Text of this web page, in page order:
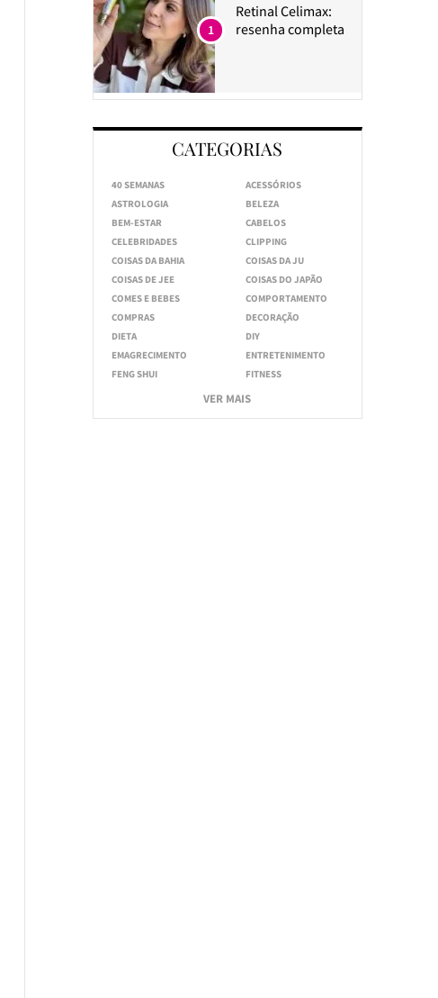
Retinal Celimax:
resenha completa
1
CATEGORIAS
40 SEMANAS
ACESSÓRIOS
ASTROLOGIA
BELEZA
BEM-ESTAR
CABELOS
CELEBRIDADES
CLIPPING
COISAS DA BAHIA
COISAS DA JU
COISAS DE JEE
COISAS DO JAPÃO
COMES E BEBES
COMPORTAMENTO
COMPRAS
DECORAÇÃO
DIETA
DIY
EMAGRECIMENTO
ENTRETENIMENTO
FENG SHUI
FITNESS
VER MAIS